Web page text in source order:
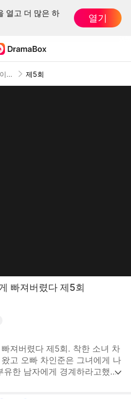
열고 더 많은 하
열기
오빠의 라이벌이 내게 빠져버렸다 제5회
빠져버렸다 제5회
져버렸다 제5회. 착한 소녀 차
에게 나
유한 남자에게 경계하라고했다.